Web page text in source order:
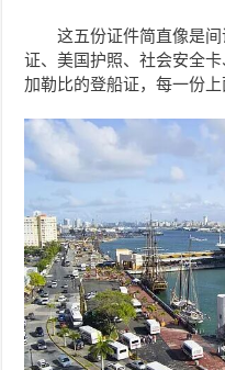
这五份证件简直像是
证、美国护照、社会安全
加勒比的登船证，每一份上